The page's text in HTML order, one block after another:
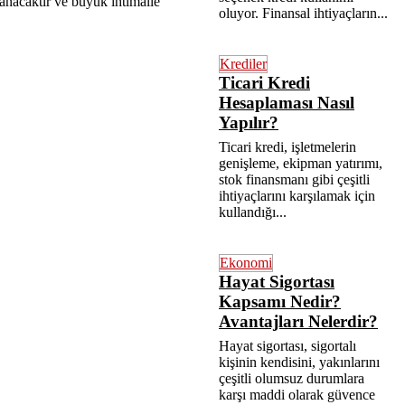
oluyor. Finansal ihtiyaçların...
Krediler
Ticari Kredi
Hesaplaması Nasıl
Yapılır?
Ticari kredi, işletmelerin
genişleme, ekipman yatırımı,
stok finansmanı gibi çeşitli
ihtiyaçlarını karşılamak için
kullandığı...
Ekonomi
Hayat Sigortası
Kapsamı Nedir?
Avantajları Nelerdir?
Hayat sigortası, sigortalı
kişinin kendisini, yakınlarını
çeşitli olumsuz durumlara
karşı maddi olarak güvence